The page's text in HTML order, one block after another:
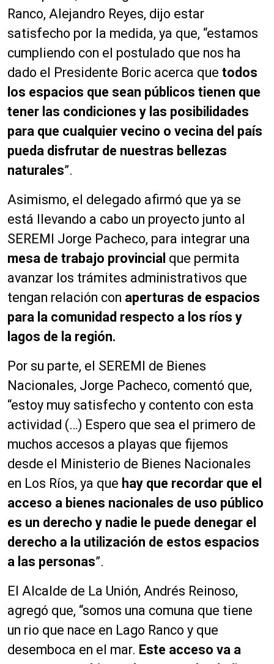
Ranco, Alejandro Reyes, dijo estar
satisfecho por la medida, ya que, “estamos
cumpliendo con el postulado que nos ha
dado el Presidente Boric acerca que todos
los espacios que sean públicos tienen que
tener las condiciones y las posibilidades
para que cualquier vecino o vecina del país
pueda disfrutar de nuestras bellezas
naturales”.
Asimismo, el delegado afirmó que ya se
está llevando a cabo un proyecto junto al
SEREMI Jorge Pacheco, para integrar una
mesa de trabajo provincial que permita
avanzar los trámites administrativos que
tengan relación con aperturas de espacios
para la comunidad respecto a los ríos y
lagos de la región.
Por su parte, el SEREMI de Bienes
Nacionales, Jorge Pacheco, comentó que,
“estoy muy satisfecho y contento con esta
actividad (…) Espero que sea el primero de
muchos accesos a playas que fijemos
desde el Ministerio de Bienes Nacionales
en Los Ríos, ya que hay que recordar que el
acceso a bienes nacionales de uso público
es un derecho y nadie le puede denegar el
derecho a la utilización de estos espacios
a las personas”.
El Alcalde de La Unión, Andrés Reinoso,
agregó que, “somos una comuna que tiene
un rio que nace en Lago Ranco y que
desemboca en el mar. Este acceso va a